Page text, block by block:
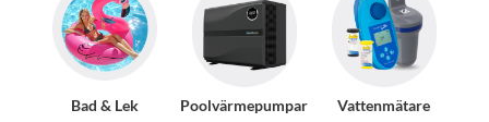
Bad & Lek Poolvärmepumpar Vattenmätare